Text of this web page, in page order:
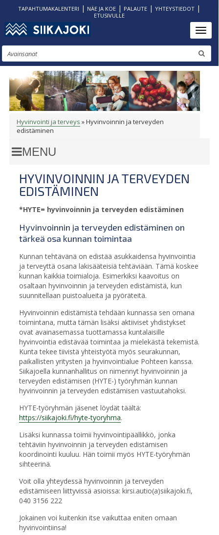
Hyppää
pääsisältöön
TAPAHTUMAKALENTERI | NÄE JA KOE| PALAUTE| YHTEYSTIEDOT|
ETUSIVULLE
Etsi
MURUPOLKU
Hyvinvointi ja terveys
Hyvinvoinnin ja terveyden
edistäminen
HYVINVOINNIN JA TERVEYDEN
EDISTÄMINEN
*HYTE= hyvinvoinnin ja terveyden edistäminen
Hyvinvoinnin ja terveyden edistäminen on
tärkeä osa kunnan toimintaa
Kunnan tehtävänä on edistää asukkaidensa hyvinvointia
ja terveyttä osana lakisääteisiä tehtäviään. Tämä koskee
kunnan kaikkia toimialoja. Esimerkiksi kaavoitus on
osaltaan hyvinvoinnin ja terveyden edistämistä, kun
suunnitellaan puistoalueita ja pyöräteitä.
Hyvinvoinnin edistämistä tehdään kunnassa sen omana
toimintana, mutta tämän lisäksi aktiiviset yhdistykset
ovat avainasemassa tuottamassa kuntalaisille
hyvinvointia edistävää toimintaa ja mielekästä tekemistä.
Kunta tekee tiivistä yhteistyötä myös seurakunnan,
paikallisten yritysten ja hyvinvointialue Pohteen kanssa.
Siikajoella kunnanhallitus on nimennythyvinvoinnin ja
terveyden edistämisen (HYTE-) työryhmän kunnan
hyvinvoinnin ja terveyden edistämisen vastuutahoksi.
HYTE-työryhmän jäsenet löydät täältä:
https://siikajoki.fi/hyte-tyoryhma.
Lisäksi kunnassa toimii hyvinvointipäällikkö, jonka
tehtäviin hyvinvoinnin ja terveyden edistämisen
koordinointi kuuluu. Hän toimii myös HYTE-työryhmän
sihteerinä.
Voit olla yhteydessä hyvinvoinnin ja terveyden
edistämiseen liittyvissä asioissa: kirsi.autio(a)siikajoki.fi,
040 3156 222
Jokainen voi kuitenkin itse vaikuttaa eniten omaan
hyvinvointiinsa!